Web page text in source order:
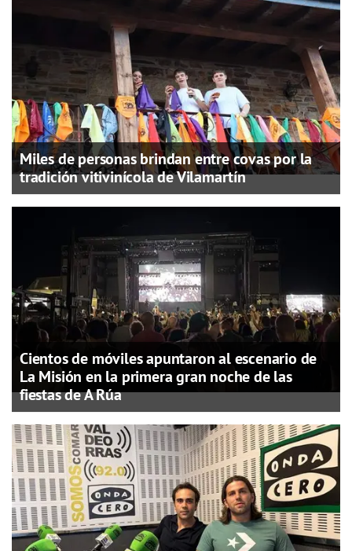
Miles de personas brindan entre covas por la
tradición vitivinícola de Vilamartín
Cientos de móviles apuntaron al escenario de
La Misión en la primera gran noche de las
fiestas de A Rúa